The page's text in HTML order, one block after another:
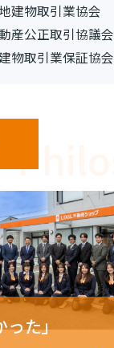
建物取引業協会
産公正取引協議会
物取引業保証協会
った」